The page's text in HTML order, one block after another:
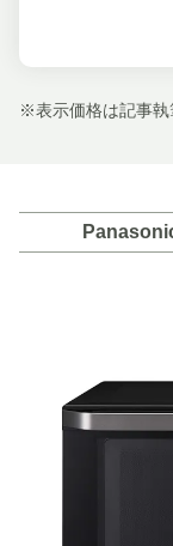
※表示価格は記事執